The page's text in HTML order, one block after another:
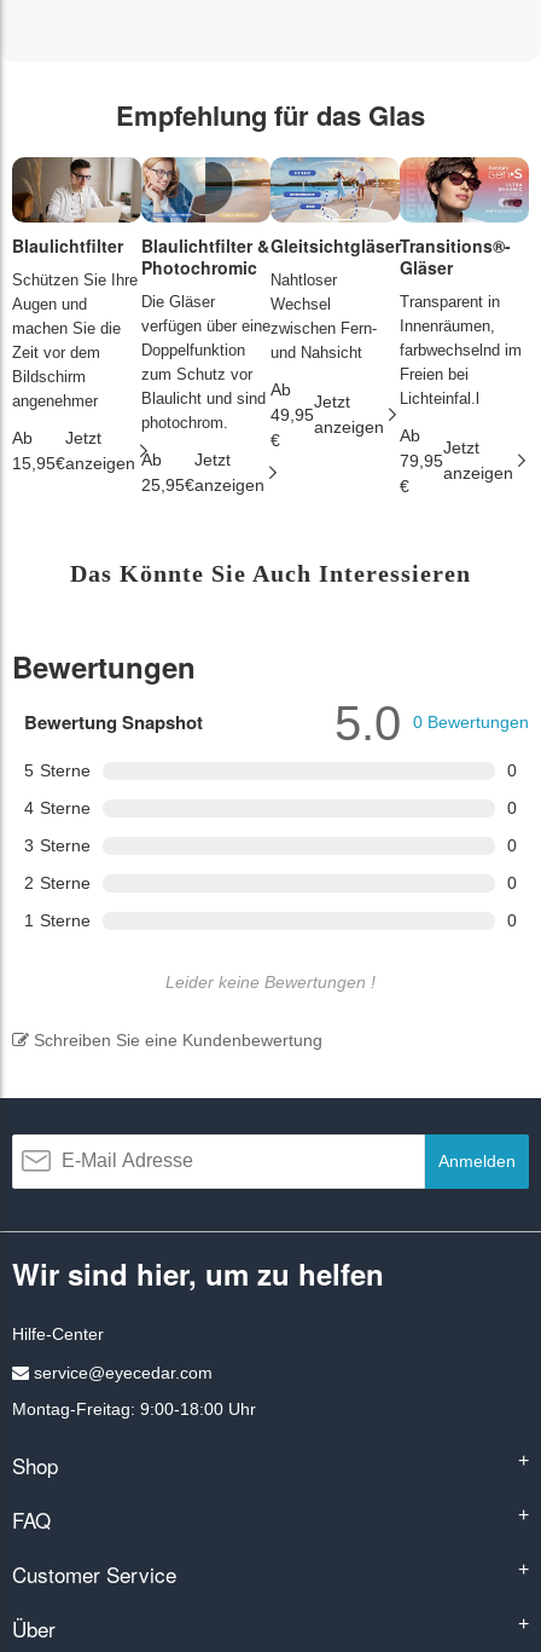
Empfehlung für das Glas
Blaulichtfilter
Schützen Sie Ihre
Augen und
machen Sie die
Zeit vor dem
Bildschirm
angenehmer
Ab
15,95€
Jetzt
anzeigen
Blaulichtfilter &
Photochromic
Die Gläser
verfügen über eine
Doppelfunktion
zum Schutz vor
Blaulicht und sind
photochrom.
Ab
25,95€
Jetzt
anzeigen
Gleitsichtgläser
Nahtloser
Wechsel
zwischen Fern-
und Nahsicht
Ab
49,95
€
Jetzt
anzeigen
Transitions®-
Gläser
Transparent in
Innenräumen,
farbwechselnd im
Freien bei
Lichteinfal.l
Ab
79,95
€
Jetzt
anzeigen
Das Könnte Sie Auch Interessieren
Bewertungen
Bewertung Snapshot
5 Sterne
0
4 Sterne
0
3 Sterne
0
2 Sterne
0
1 Sterne 0
5.0 0 Bewertungen
Leider keine Bewertungen !
Schreiben Sie eine Kundenbewertung
Anmelden
Wir sind hier, um zu helfen
Hilfe-Center
service@eyecedar.com
Montag-Freitag: 9:00-18:00 Uhr
Shop +
FAQ +
Customer Service +
Über +